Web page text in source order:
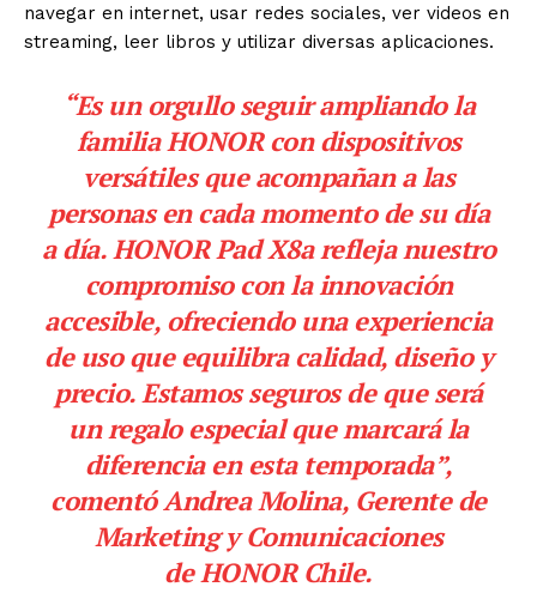
navegar en internet, usar redes sociales, ver videos en
streaming, leer libros y utilizar diversas aplicaciones.
“Es un orgullo seguir ampliando la
familia HONOR con dispositivos
versátiles que acompañan a las
personas en cada momento de su día
a día. HONOR Pad X8a refleja nuestro
compromiso con la innovación
accesible, ofreciendo una experiencia
de uso que equilibra calidad, diseño y
precio. Estamos seguros de que será
un regalo especial que marcará la
diferencia en esta temporada”,
comentó Andrea Molina, Gerente de
Marketing y Comunicaciones
de HONOR Chile.